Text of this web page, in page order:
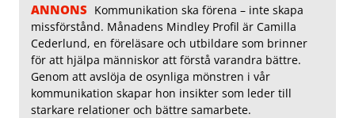
ANNONS Kommunikation ska förena – inte skapa
missförstånd. Månadens Mindley Profil är Camilla
Cederlund, en föreläsare och utbildare som brinner
för att hjälpa människor att förstå varandra bättre.
Genom att avslöja de osynliga mönstren i vår
kommunikation skapar hon insikter som leder till
starkare relationer och bättre samarbete.